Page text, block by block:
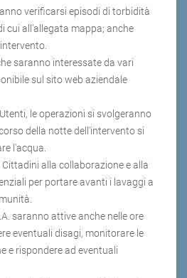
verificarsi episodi di torbidità
cui all’allegata mappa; anche
saranno interessate da vari
sul sito web aziendale
le operazioni si svolgeranno
della notte dell'intervento si
l'acqua.
alla collaborazione e alla
per portare avanti i lavaggi a
saranno attive anche nelle ore
eventuali disagi, monitorare le
e rispondere ad eventuali